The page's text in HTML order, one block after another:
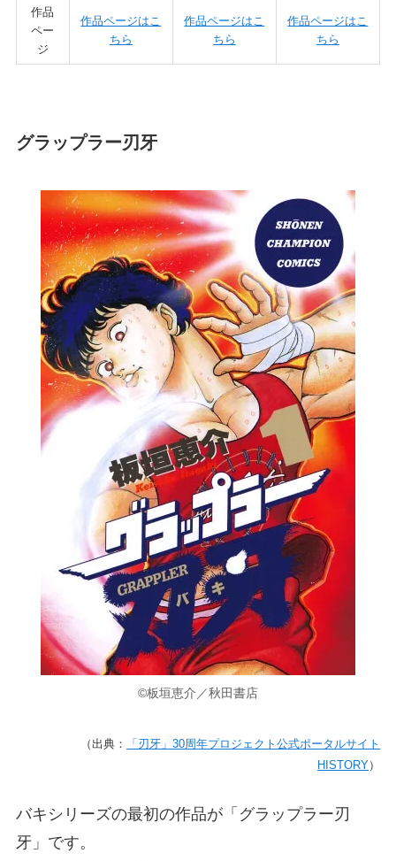
作品
ペー
ジ
作品ページはこ
ちら
作品ページはこ
ちら
作品ページはこ
ちら
グラップラー刃牙
©板垣恵介／秋田書店
（出典：
「刃牙」30周年プロジェクト公式ポータルサイト
HISTORY）
バキシリーズの最初の作品が「グラップラー刃
牙」です。